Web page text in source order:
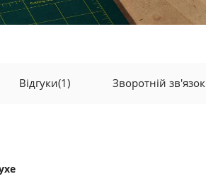
Відгуки(1) Зворотній зв'язок